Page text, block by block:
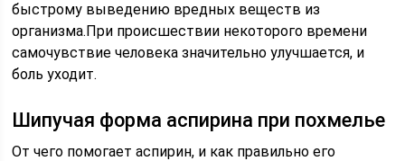
быстрому выведению вредных веществ из
организма.При происшествии некоторого времени
самочувствие человека значительно улучшается, и
боль уходит.
Шипучая форма аспирина при похмелье
От чего помогает аспирин, и как правильно его